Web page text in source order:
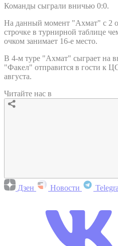
Команды сыграли вничью 0:0.
На данный момент "Ахмат" с 2
строчке в турнирной таблице
очком занимает 16-е место.
В 4-м туре "Ахмат" сыграет на
"Факел" отправится в гости к
августа.
Читайте нас в
Дзен Новости